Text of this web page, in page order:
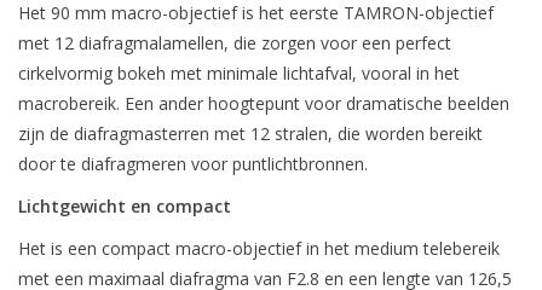
Het 90 mm macro-objectief is het eerste TAMRON-objectief
met 12 diafragmalamellen, die zorgen voor een perfect
cirkelvormig bokeh met minimale lichtafval, vooral in het
macrobereik. Een ander hoogtepunt voor dramatische beelden
zijn de diafragmasterren met 12 stralen, die worden bereikt
door te diafragmeren voor puntlichtbronnen.
Lichtgewicht en compact
Het is een compact macro-objectief in het medium telebereik
met een maximaal diafragma van F2.8 en een lengte van 126,5